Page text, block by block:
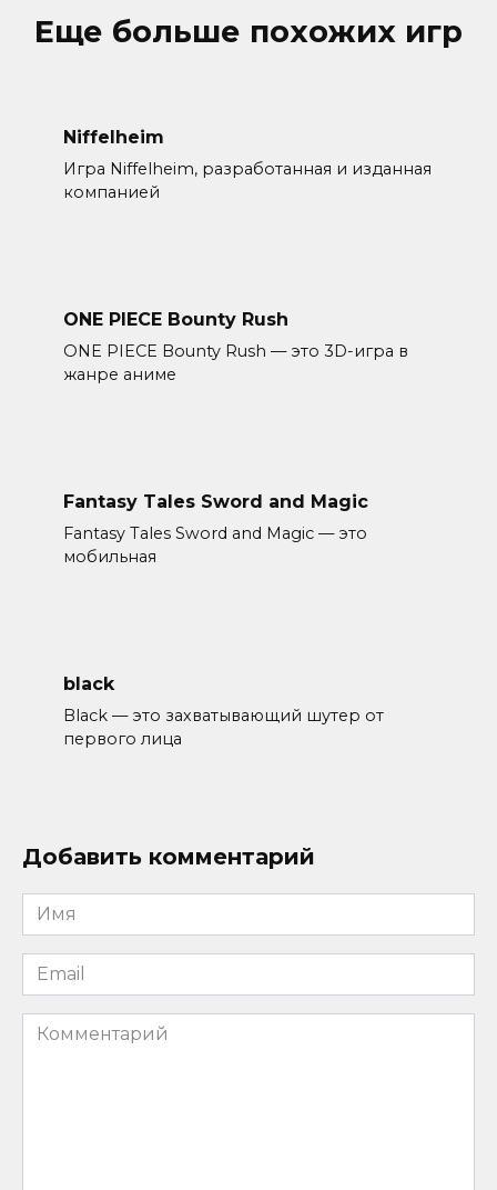
Еще больше похожих игр
Niffelheim
Игра Niffelheim, разработанная и изданная
компанией
ONE PIECE Bounty Rush
ONE PIECE Bounty Rush — это 3D-игра в
жанре аниме
Fantasy Tales Sword and Magic
Fantasy Tales Sword and Magic — это
мобильная
black
Black — это захватывающий шутер от
первого лица
Добавить комментарий
Имя
*
Email
*
Комментарий